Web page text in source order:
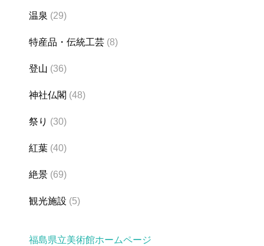
温泉 (29)
特産品・伝統工芸 (8)
登山 (36)
神社仏閣 (48)
祭り (30)
紅葉 (40)
絶景 (69)
観光施設 (5)
福島県立美術館ホームページ